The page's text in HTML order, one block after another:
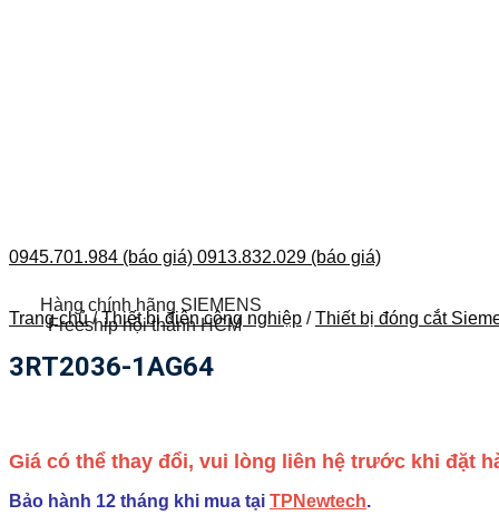
0945.701.984 (báo giá) 0913.832.029 (báo giá)
Hàng chính hãng SIEMENS
Freeship nội thành HCM
Trang chủ / Thiết bị điện công nghiệp / Thiết bị đóng cắt
3RT2036-1AG64
Giá có thể thay đổi, vui lòng liên hệ trước khi đặt
Bảo hành 12 tháng khi mua tại TPNewtech.